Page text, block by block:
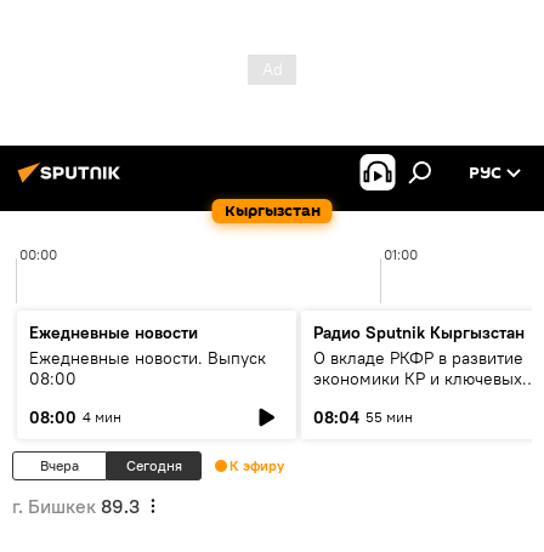
Кыргызстан
РУС
00:00 01:00
Ежедневные новости
Ежедневные новости. Выпуск
08:00
08:00 4 мин
Радио Sputnik Кыргызстан
О вкладе РКФР в развитие
экономики КР и ключевых
08:04 55 мин
Вчера Сегодня К эфиру
г. Бишкек 89.3